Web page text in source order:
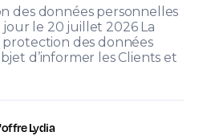
des données personnelles
jour le 20 juillet 2026 La
des données
d’informer les Clients et
Lydia